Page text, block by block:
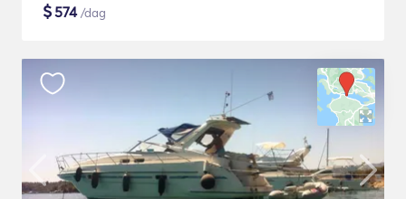
$574/dag